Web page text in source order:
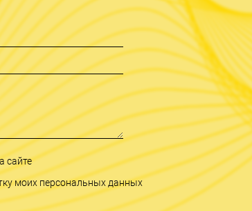
сайте
моих персональных данных